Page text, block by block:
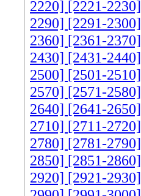
2220] [2221-2230]
2290] [2291-2300]
2360] [2361-2370]
2430] [2431-2440]
2500] [2501-2510]
2570] [2571-2580]
2640] [2641-2650]
2710] [2711-2720]
2780] [2781-2790]
2850] [2851-2860]
2920] [2921-2930]